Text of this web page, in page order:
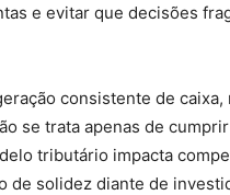
e evitar que decisões
consistente de caixa,
se trata apenas de
tributário impacta
de solidez diante de